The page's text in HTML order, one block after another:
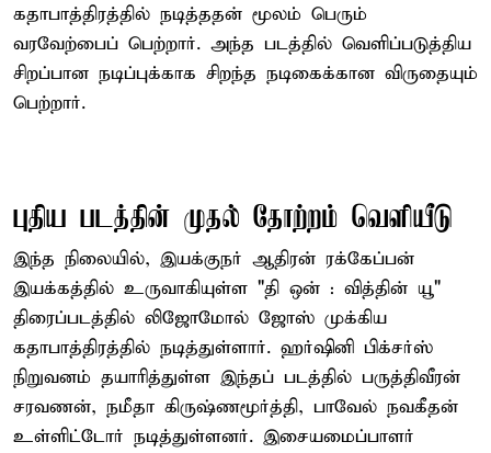
கதாபாத்திரத்தில் நடித்ததன் மூலம் பெரும்
வரவேற்பைப் பெற்றார். அந்த படத்தில் வெளிப்படுத்திய
சிறப்பான நடிப்புக்காக சிறந்த நடிகைக்கான விருதையும்
பெற்றார்.
புதிய படத்தின் முதல் தோற்றம் வெளியீடு
இந்த நிலையில், இயக்குநர் ஆதிரன் ரக்கேப்பன்
இயக்கத்தில் உருவாகியுள்ள "தி ஒன் : வித்தின் யூ"
திரைப்படத்தில் லிஜோமோல் ஜோஸ் முக்கிய
கதாபாத்திரத்தில் நடித்துள்ளார். ஹர்ஷினி பிக்சர்ஸ்
நிறுவனம் தயாரித்துள்ள இந்தப் படத்தில் பருத்திவீரன்
சரவணன், நமீதா கிருஷ்ணமூர்த்தி, பாவேல் நவகீதன்
உள்ளிட்டோர் நடித்துள்ளனர். இசையமைப்பாளர்